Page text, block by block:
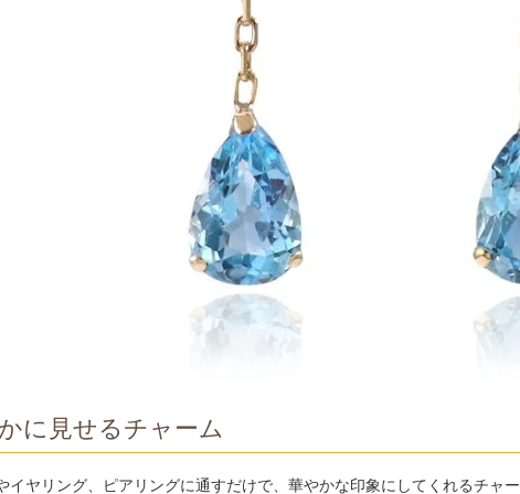
に見せるチャーム
イヤリング、ピアリングに通すだけで、華やかな印象にしてくれるチャ